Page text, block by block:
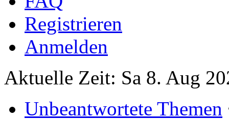
Registrieren
Anmelden
Aktuelle Zeit: Sa 8. Aug
Unbeantwortete Themen